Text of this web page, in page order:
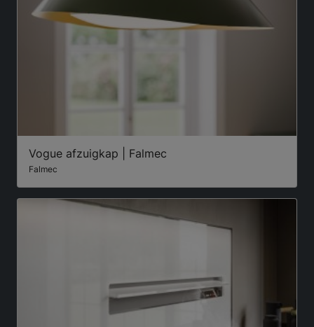
Vogue afzuigkap | Falmec
Falmec